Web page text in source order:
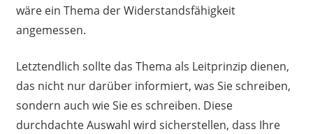
wäre ein Thema der Widerstandsfähigkeit
angemessen.
Letztendlich sollte das Thema als Leitprinzip dienen,
das nicht nur darüber informiert, was Sie schreiben,
sondern auch wie Sie es schreiben. Diese
durchdachte Auswahl wird sicherstellen, dass Ihre